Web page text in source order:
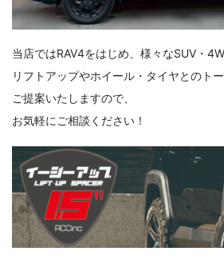
当店ではRAV4をはじめ、様々なSUV・
リフトアップやホイール・タイヤとのト
ご提案いたしますので、
お気軽にご相談ください！